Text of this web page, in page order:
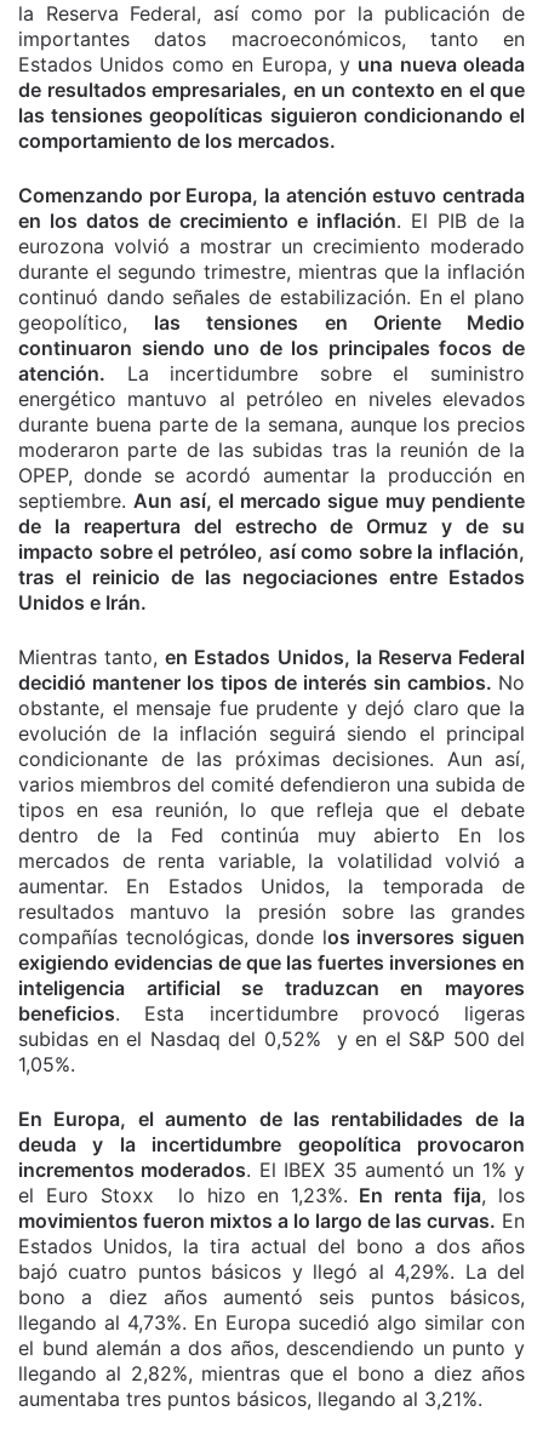
la Reserva Federal, así como por la publicación de
importantes datos macroeconómicos, tanto en
Estados Unidos como en Europa, y una nueva oleada
de resultados empresariales, en un contexto en el que
las tensiones geopolíticas siguieron condicionando el
comportamiento de los mercados.
Comenzando por Europa, la atención estuvo centrada
en los datos de crecimiento e inflación. El PIB de la
eurozona volvió a mostrar un crecimiento moderado
durante el segundo trimestre, mientras que la inflación
continuó dando señales de estabilización. En el plano
geopolítico, las tensiones en Oriente Medio
continuaron siendo uno de los principales focos de
atención. La incertidumbre sobre el suministro
energético mantuvo al petróleo en niveles elevados
durante buena parte de la semana, aunque los precios
moderaron parte de las subidas tras la reunión de la
OPEP, donde se acordó aumentar la producción en
septiembre.Aun así, el mercado sigue muy pendiente
de la reapertura del estrecho de Ormuz y de su
impacto sobre el petróleo, así como sobre la inflación,
tras el reinicio de las negociaciones entre Estados
Unidos e Irán.
Mientras tanto,en Estados Unidos, la Reserva Federal
decidió mantener los tipos de interés sin cambios. No
obstante, el mensaje fue prudente y dejó claro que la
evolución de la inflación seguirá siendo el principal
condicionante de las próximas decisiones. Aun así,
varios miembros del comité defendieron una subida de
tipos en esa reunión, lo que refleja que el debate
dentro de la Fed continúa muy abierto En los
mercados de renta variable, la volatilidad volvió a
aumentar. En Estados Unidos, la temporada de
resultados mantuvo la presión sobre las grandes
compañías tecnológicas, donde los inversores siguen
exigiendo evidencias de que las fuertes inversiones en
inteligencia artificial se traduzcan en mayores
beneficios. Esta incertidumbre provocó ligeras
subidas en el Nasdaq del 0,52% y en el S&P 500 del
1,05%.
En Europa, el aumento de las rentabilidades de la
deuda y la incertidumbre geopolítica provocaron
incrementos moderados. El IBEX 35 aumentó un 1% y
el Euro Stoxx lo hizo en 1,23%. En renta fija, los
movimientos fueron mixtos a lo largo de las curvas. En
Estados Unidos, la tira actual del bono a dos años
bajó cuatro puntos básicos y llegó al 4,29%. La del
bono a diez años aumentó seis puntos básicos,
llegando al 4,73%. En Europa sucedió algo similar con
el bund alemán a dos años, descendiendo un punto y
llegando al 2,82%, mientras que el bono a diez años
aumentaba tres puntos básicos, llegando al 3,21%.